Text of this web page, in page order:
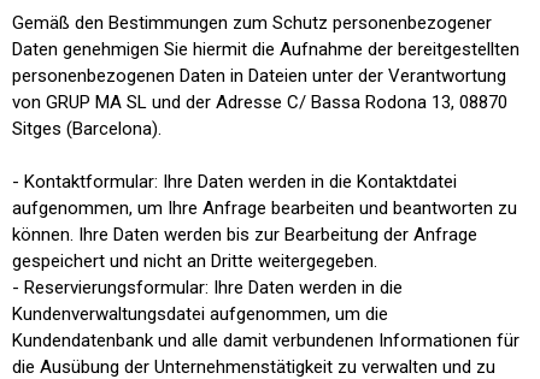
Gemäß den Bestimmungen zum Schutz personenbezogener
Daten genehmigen Sie hiermit die Aufnahme der bereitgestellten
personenbezogenen Daten in Dateien unter der Verantwortung
von GRUP MA SL und der Adresse C/ Bassa Rodona 13, 08870
Sitges (Barcelona).
- Kontaktformular: Ihre Daten werden in die Kontaktdatei
aufgenommen, um Ihre Anfrage bearbeiten und beantworten zu
können. Ihre Daten werden bis zur Bearbeitung der Anfrage
gespeichert und nicht an Dritte weitergegeben.
- Reservierungsformular: Ihre Daten werden in die
Kundenverwaltungsdatei aufgenommen, um die
Kundendatenbank und alle damit verbundenen Informationen für
die Ausübung der Unternehmenstätigkeit zu verwalten und zu